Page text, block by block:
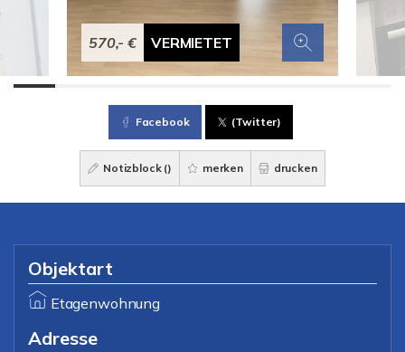
570,- € VERMIETET
Facebook (Twitter)
Notizblock () merken drucken
Objektart
Etagenwohnung
Adresse